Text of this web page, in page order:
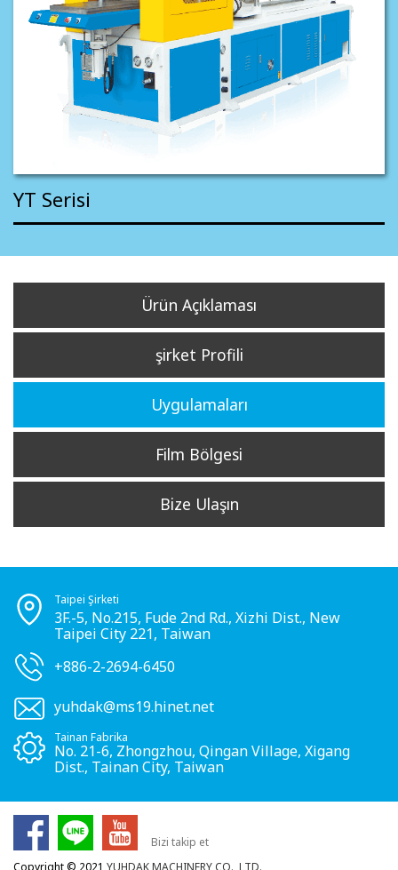
YT Serisi
Ürün Açıklaması
şirket Profili
Uygulamaları
Film Bölgesi
Bize Ulaşın
Taipei Şirketi
3F.-5, No.215, Fude 2nd Rd., Xizhi Dist., New
Taipei City 221, Taiwan
+886-2-2694-6450
yuhdak@ms19.hinet.net
Tainan Fabrika
No. 21-6, Zhongzhou, Qingan Village, Xigang
Dist., Tainan City, Taiwan
Bizi takip et